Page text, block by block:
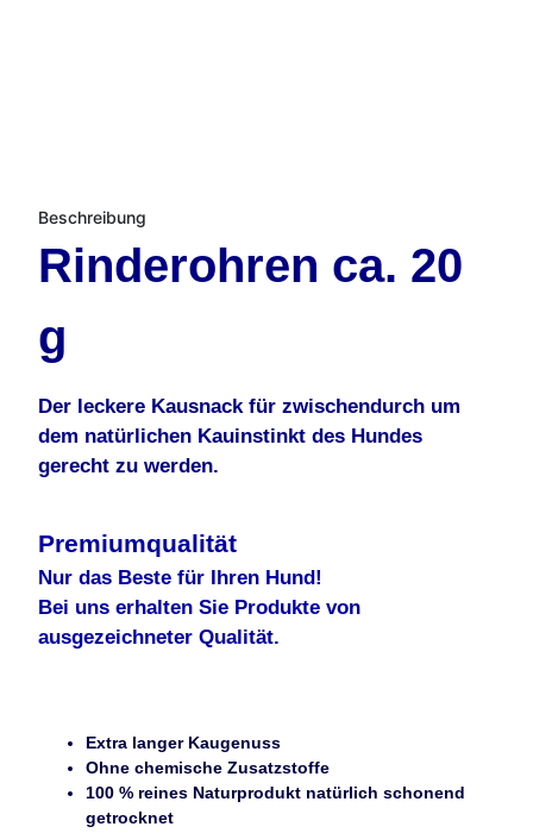
Beschreibung
Rinderohren ca. 20
g
Der leckere Kausnack für zwischendurch um
dem natürlichen Kauinstinkt des Hundes
gerecht zu werden.
Premiumqualität
Nur das Beste für Ihren Hund!
Bei uns erhalten Sie Produkte von
ausgezeichneter Qualität.
Extra langer Kaugenuss
Ohne chemische Zusatzstoffe
100 % reines Naturprodukt natürlich schonend
getrocknet